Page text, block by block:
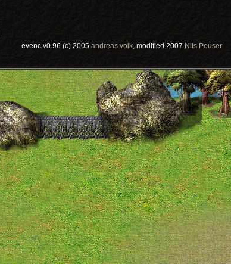
evenc v0.96 (c) 2005 andreas volk, modified 2007 Nils Peuser